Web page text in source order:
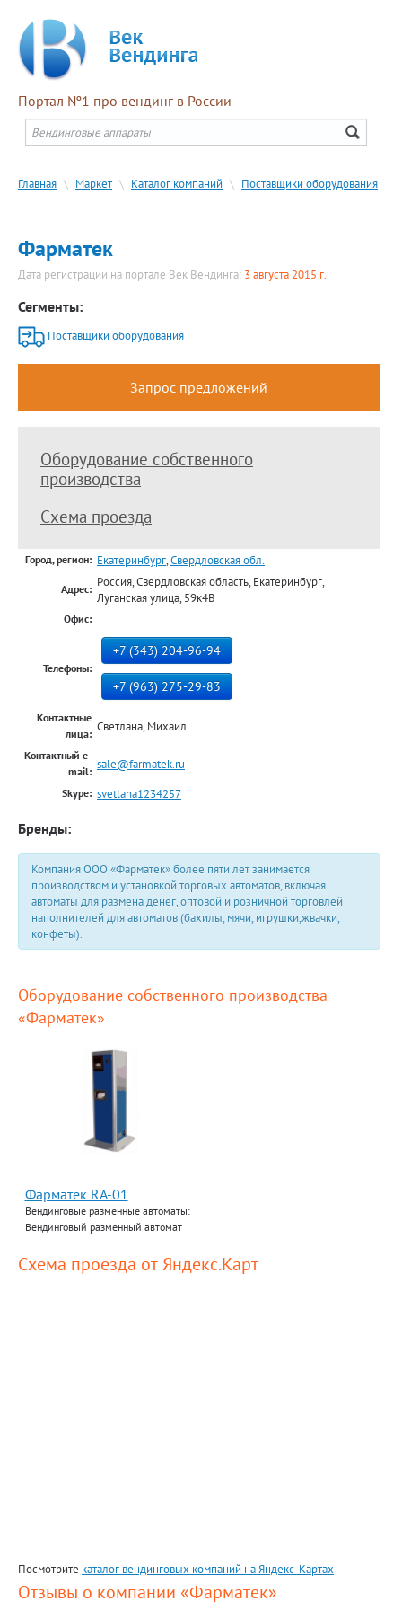
Портал №1 про вендинг в России
Главная \ Маркет \ Каталог компаний \ Поставщики оборудования
Фарматек
Дата регистрации на портале Век Вендинга: 3 августа 2015 г.
Сегменты:
Поставщики оборудования
Запрос предложений
Оборудование собственного
производства
Схема проезда
Город, регион: Екатеринбург,Свердловская обл.
Адрес: Россия, Свердловская область, Екатеринбург,
Луганская улица, 59к4В
Офис:
Телефоны:
+7 (343) 204-96-94
+7 (963) 275-29-83
Контактные
лица: Светлана, Михаил
Контактный e-
mail: sale@farmatek.ru
Skype: svetlana1234257
Бренды:
Компания ООО «Фарматек» более пяти лет занимается
производством и установкой торговых автоматов, включая
автоматы для размена денег, оптовой и розничной торговлей
наполнителей для автоматов (бахилы, мячи, игрушки,жвачки,
конфеты).
Оборудование собственного производства
«Фарматек»
Фарматек RA-01
Вендинговые разменные автоматы:
Вендинговый разменный автомат
Схема проезда от Яндекс.Карт
Посмотрите каталог вендинговых компаний на Яндекс-Картах
Отзывы о компании «Фарматек»